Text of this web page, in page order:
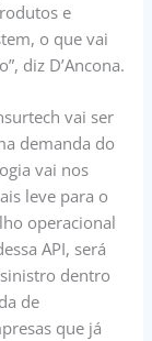
e
o que vai
diz D’Ancona.
vai ser
demanda do
vai nos
leve para o
operacional
API, será
dentro
de
que já